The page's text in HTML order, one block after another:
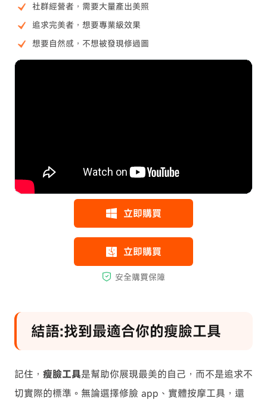
社群經營者，需要大量產出美照
追求完美者，想要專業級效果
想要自然感，不想被發現修過圖
結語:找到最適合你的瘦臉工具
記住， 瘦臉工具是幫助你展現最美的自己，而不是追求不
切實際的標準。無論選擇修臉 app、實體按摩工具，還